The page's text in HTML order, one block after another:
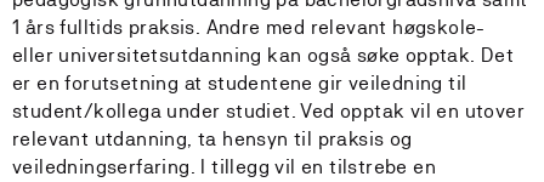
1 års fulltids praksis. Andre med relevant høgskole-
eller universitetsutdanning kan også søke opptak. Det
er en forutsetning at studentene gir veiledning til
student/kollega under studiet. Ved opptak vil en utover
relevant utdanning, ta hensyn til praksis og
veiledningserfaring. I tillegg vil en tilstrebe en